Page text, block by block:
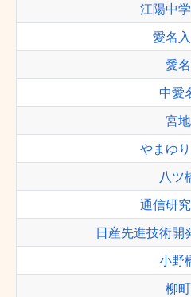
江陽中
愛名
愛名
中愛
宮地
やまゆ
八ツ
通信研
日産先進技術開
小野
柳町